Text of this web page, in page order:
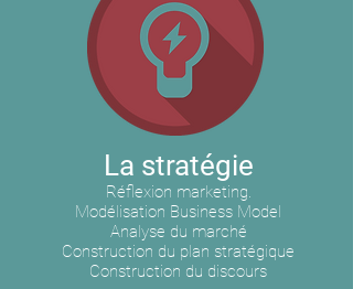
La stratégie
Réflexion marketing.
Modélisation Business Model
Analyse du marché
Construction du plan stratégique
Construction du discours